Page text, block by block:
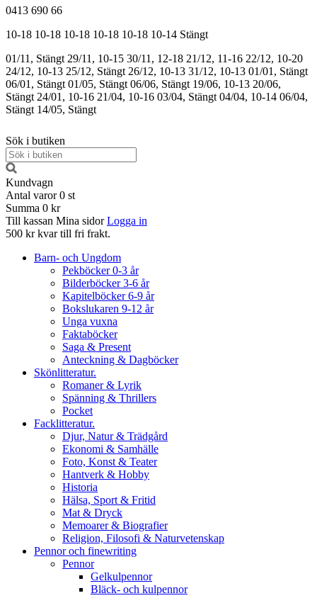
0413 690 66
10-18 10-18 10-18 10-18 10-18 10-14 Stängt
01/11, Stängt 29/11, 10-15 30/11, 12-18 21/12, 11-16 22/12, 10-20
24/12, 10-13 25/12, Stängt 26/12, 10-13 31/12, 10-13 01/01, Stängt
06/01, Stängt 01/05, Stängt 06/06, Stängt 19/06, 10-13 20/06,
Stängt 24/01, 10-16 21/04, 10-16 03/04, Stängt 04/04, 10-14 06/04,
Stängt 14/05, Stängt
Sök i butiken
Kundvagn
Antal varor 0 st
Summa 0 kr
Till kassan Mina sidor Logga in
500 kr kvar till fri frakt.
Barn- och Ungdom
Pekböcker 0-3 år
Bilderböcker 3-6 år
Kapitelböcker 6-9 år
Bokslukaren 9-12 år
Unga vuxna
Faktaböcker
Saga & Present
Anteckning & Dagböcker
Skönlitteratur.
Romaner & Lyrik
Spänning & Thrillers
Pocket
Facklitteratur.
Djur, Natur & Trädgård
Ekonomi & Samhälle
Foto, Konst & Teater
Hantverk & Hobby
Historia
Hälsa, Sport & Fritid
Mat & Dryck
Memoarer & Biografier
Religion, Filosofi & Naturvetenskap
Pennor och finewriting
Pennor
Gelkulpennor
Bläck- och kulpennor